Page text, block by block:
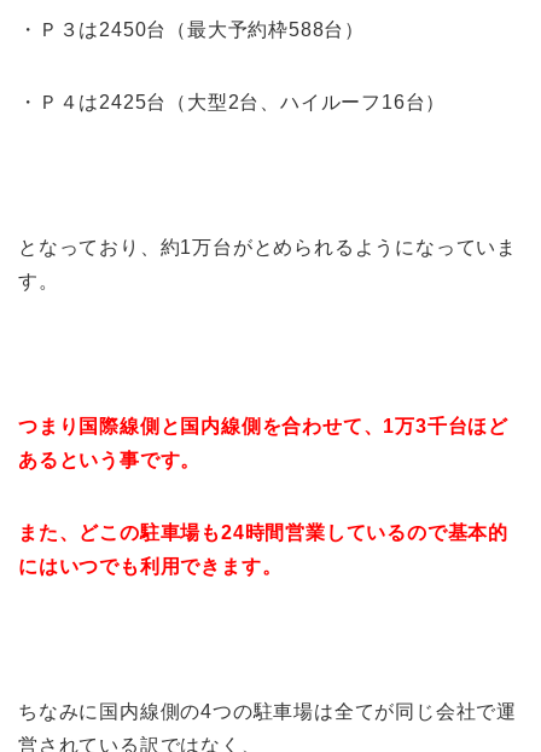
・Ｐ３は2450台（最大予約枠588台）
・Ｐ４は2425台（大型2台、ハイルーフ16台）
となっており、約1万台がとめられるようになっていま
す。
つまり国際線側と国内線側を合わせて、1万3千台ほど
あるという事です。
また、どこの駐車場も24時間営業しているので基本的
にはいつでも利用できます。
ちなみに国内線側の4つの駐車場は全てが同じ会社で運
営されている訳ではなく、